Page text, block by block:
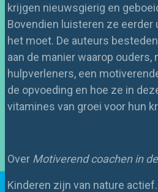
krijgen nieuwsgierig en
Bovendien luisteren ze eerder
het moet. De auteurs
aan de manier waarop ouders,
hulpverleners, een
de opvoeding en hoe ze in
vitamines van groei voor hun
Over Motiverend coachen in
Kinderen zijn van nature